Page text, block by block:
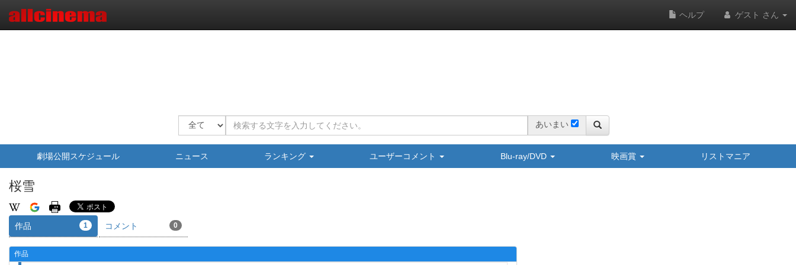
ヘルプ ゲスト さん
あいまい
劇場公開スケジュール ニュース ランキング ユーザーコメント Blu-ray/DVD 映画賞 リストマニア
桜雪
作品 1 コメント 0
作品